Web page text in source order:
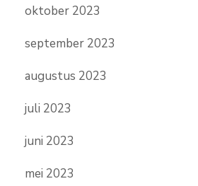
oktober 2023
september 2023
augustus 2023
juli 2023
juni 2023
mei 2023